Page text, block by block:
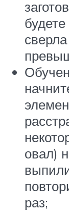
овал)
раз;